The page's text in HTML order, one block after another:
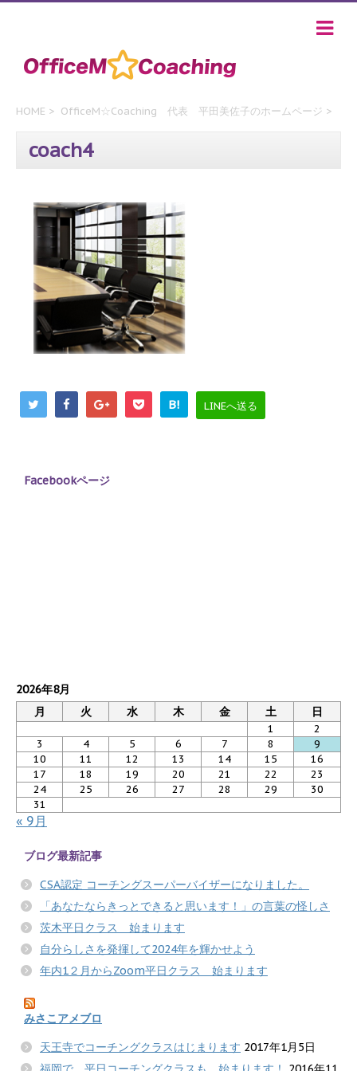
HOME > OfficeM☆Coaching 代表 平田美佐子のホームページ >
coach4
B! LINEへ送る
Facebookページ
2026年8月
月
火 水 木 金 土 日
1
2
3
4 5 6 7 8
9
10
11 12 13 14 15
16
17
18 19 20 21 22
23
24
25 26 27 28 29
30
31
« 9月
ブログ最新記事
CSA認定 コーチングスーパーバイザーになりました。
「あなたならきっとできると思います！」の言葉の怪しさ
茨木平日クラス 始まります
自分らしさを発揮して2024年を輝かせよう
年内1２月からZoom平日クラス 始まります
みさこアメブロ
天王寺でコーチングクラスはじまります 2017年1月5日